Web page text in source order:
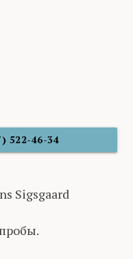
522-46-34
Sigsgaard